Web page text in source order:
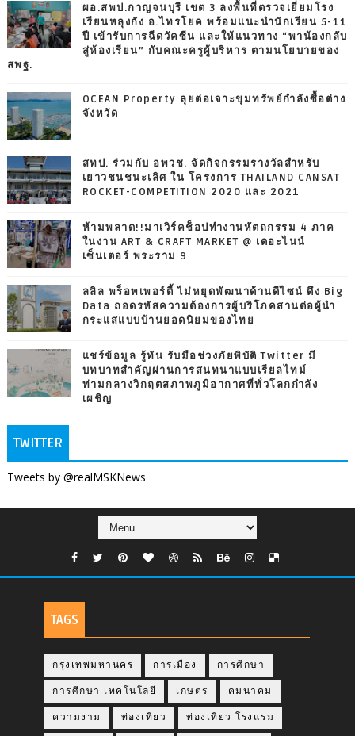
ผอ.สพป.กาญจนบุรี เขต 3 ลงพื้นที่ตรวจเยี่ยมโรง
เรียนหลุงกัง อ.ไทรโยค พร้อมแนะนำนักเรียน 5-11
ปี เข้ารับการฉีดวัคซีน และให้แนวทาง “พาน้องกลับ
สู่ห้องเรียน” กับคณะครูผู้บริหาร ตามนโยบายของ
สพฐ.
OCEAN Property ลุยต่อเจาะขุมทรัพย์กำลังซื้อต่าง
จังหวัด
สทป. ร่วมกับ อพวช. จัดกิจกรรมรางวัลสำหรับ
เยาวชนชนะเลิศ ใน โครงการ THAILAND CANSAT
ROCKET-COMPETITION 2020 และ 2021
ห้ามพลาด!!มาเวิร์คช็อปทำงานหัตถกรรม 4 ภาค
ในงาน ART & CRAFT MARKET @ เดอะไนน์
เซ็นเตอร์ พระราม 9
ลลิล พร็อพเพอร์ตี้ ไม่หยุดพัฒนาด้านดีไซน์ ดึง Big
Data ถอดรหัสความต้องการผู้บริโภคสานต่อผู้นำ
กระแสแบบบ้านยอดนิยมของไทย
แชร์ข้อมูล รู้ทัน รับมือช่วงภัยพิบัติ Twitter มี
บทบาทสำคัญผ่านการสนทนาแบบเรียลไทม์
ท่ามกลางวิกฤตสภาพภูมิอากาศที่ทั่วโลกกำลัง
เผชิญ
TWITTER
Tweets by @realMSKNews
TAGS
กรุงเทพมหานคร การเมือง การศึกษา
การศึกษา เทคโนโลยี เกษตร คมนาคม
ความงาม ท่องเที่ยว ท่องเที่ยว โรงแรม